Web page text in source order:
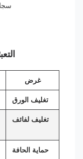
غرض
تغليف الورق
تغليف لفائف
حماية الحافة